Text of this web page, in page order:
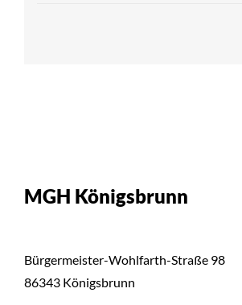
MGH Königsbrunn
Bürgermeister-Wohlfarth-Straße 98
86343 Königsbrunn